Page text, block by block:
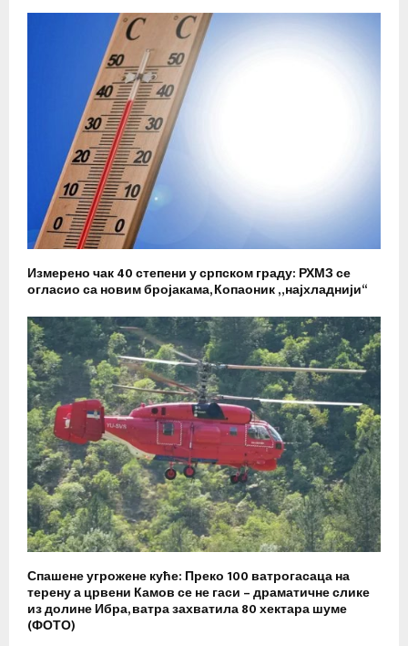
Измерено чак 40 степени у српском граду: РХМЗ се
огласио са новим бројакама, Копаоник „најхладнији“
Спашене угрожене куће: Преко 100 ватрогасаца на
терену а црвени Камов се не гаси – драматичне слике
из долине Ибра, ватра захватила 80 хектара шуме
(ФОТО)